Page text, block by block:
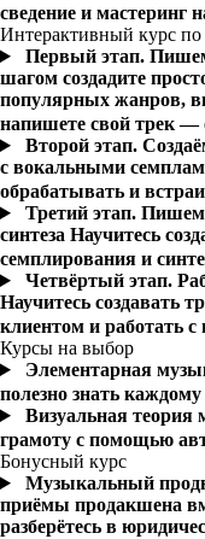
сведение и мастеринг
Интерактивный курс
Первый этап.
шагом создадите
популярных жанров,
напишете свой трек —
Второй этап.
с вокальными
обрабатывать и
Третий этап.
синтеза Научитесь
семплирования и
Четвёртый этап.
Научитесь создавать
клиентом и работать
Курсы на выбор
Элементарная
полезно знать
Визуальная теория
грамоту с помощью
Бонусный курс
Музыкальный
приёмы продакшена
разберётесь в